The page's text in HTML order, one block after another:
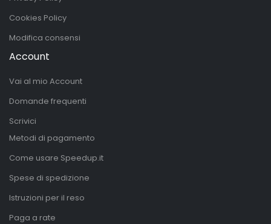
Cookies Policy
Modifica consensi
Account
Vai al mio Account
Domande frequenti
Scrivici
Metodi di pagamento
Come usare Speedup.it
Spese di spedizione
Istruzioni per il reso
Paga a rate